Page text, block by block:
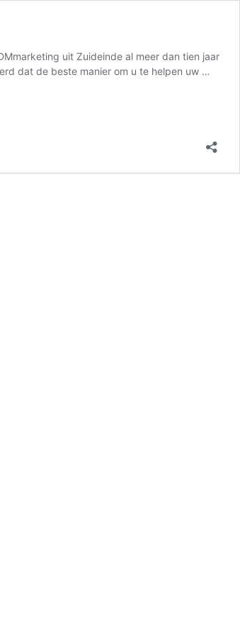
uit Zuideinde al meer dan tien jaar
dat de beste manier om u te helpen uw …